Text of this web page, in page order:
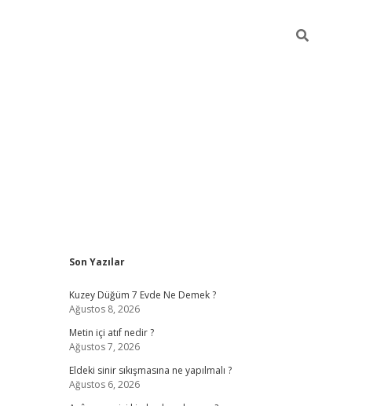
Sidebar
Son Yazılar
Kuzey Düğüm 7 Evde Ne Demek ?
Ağustos 8, 2026
Metin içi atıf nedir ?
Ağustos 7, 2026
Eldeki sinir sıkışmasına ne yapılmalı ?
Ağustos 6, 2026